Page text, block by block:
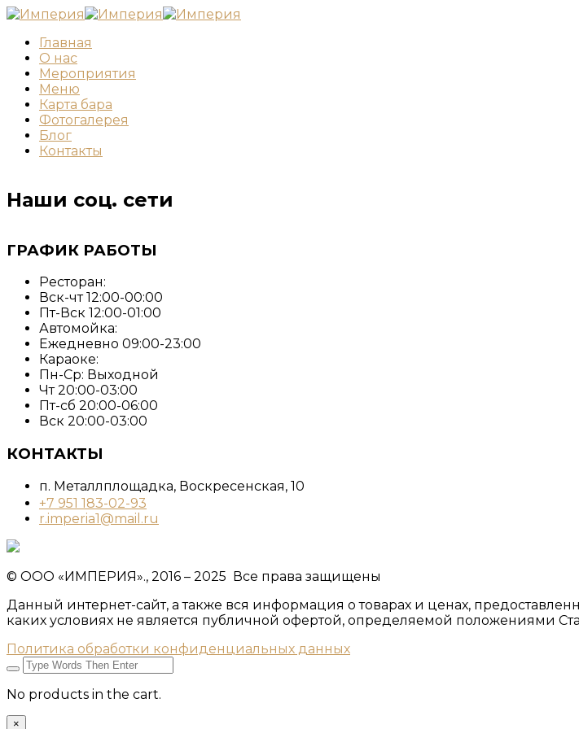
Главная
О нас
Мероприятия
Меню
Карта бара
Фотогалерея
Блог
Контакты
Наши соц. сети
ГРАФИК РАБОТЫ
Ресторан:
Вск-чт 12:00-00:00
Пт-Вск 12:00-01:00
Автомойка:
Ежедневно 09:00-23:00
Караоке:
Пн-Ср: Выходной
Чт 20:00-03:00
Пт-сб 20:00-06:00
Вск 20:00-03:00
КОНТАКТЫ
п. Металлплощадка, ​Воскресенская, 10​
+7 951 183-02-93
r.imperia1@mail.ru
© ООО «ИМПЕРИЯ»., 2016 – 2025 Все права защищены
Данный интернет-сайт, а также вся информация о товарах и ценах,
каких условиях не является публичной офертой, определяемой положениями
Политика обработки конфиденциальных данных
No products in the cart.
×